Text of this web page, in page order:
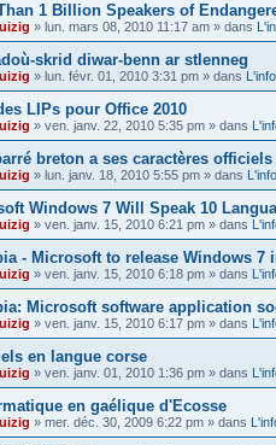
1 Billion Speakers of
» lun. mars 08, 2010 11:17 am » dans
skrid diwar-benn ar stlenneg
» lun. févr. 01, 2010 3:31 pm » dans
LIPs pour Office 2010
» ven. janv. 22, 2010 5:35 pm » dans
breton a ses caractères officiels
» lun. janv. 18, 2010 5:55 pm » dans
Windows 7 Will Speak 10
» ven. janv. 15, 2010 6:21 pm » dans
- Microsoft to release Windows 7
» ven. janv. 15, 2010 6:18 pm » dans
Microsoft software application
» ven. janv. 15, 2010 6:17 pm » dans
en langue corse
» ven. janv. 01, 2010 1:36 pm » dans
en gaélique d'Ecosse
» mer. déc. 30, 2009 6:22 pm » dans